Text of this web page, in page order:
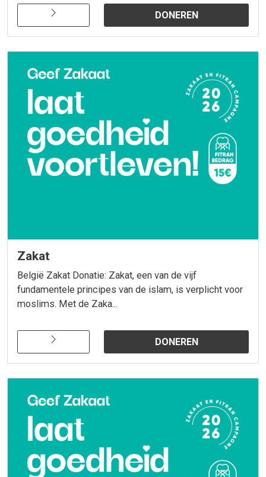
DONEREN
Zakat
België Zakat Donatie: Zakat, een van de vijf
fundamentele principes van de islam, is verplicht voor
moslims. Met de Zaka...
DONEREN